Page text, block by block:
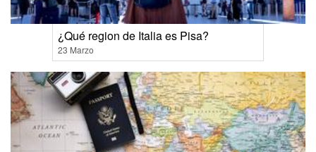
¿Qué region de Italia es Pisa?
23 Marzo